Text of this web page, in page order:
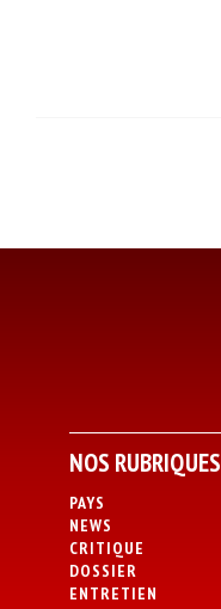
NOS RUBRIQUES
PAYS
NEWS
CRITIQUE
DOSSIER
ENTRETIEN